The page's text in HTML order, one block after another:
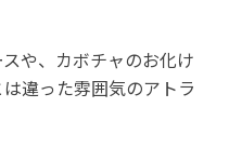
や、カボチャのお化け
違った雰囲気のアトラ